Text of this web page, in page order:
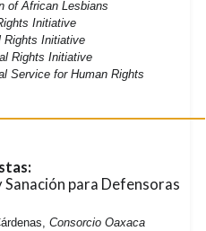
of African Lesbians
Initiative
Rights Initiative
Rights Initiative
Service for Human Rights
Sanación para Defensoras
Consorcio Oaxaca